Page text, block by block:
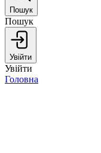
Пошук
Пошук
Увійти
Увійти
Головна